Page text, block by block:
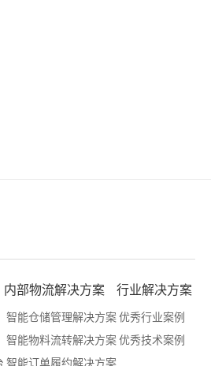
内部物流解决方案
智能仓储管理解决方案
智能物料流转解决方案
智能订单履约解决方案
行业解决方案
优秀行业案例
优秀技术案例